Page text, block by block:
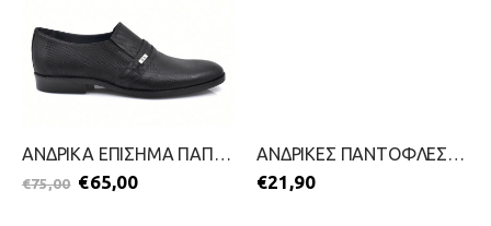
ΑΝΔΡΙΚΑ ΕΠΙΣΗΜΑ ΠΑΠΟΥΤΣΙΑ-STEVE KOMMON-2299-0534-ΜΑΥΡΟ
€75,00 €65,00
ΑΝΔΡΙΚΕΣ ΠΑΝΤΟΦΛΕΣ-PAREX-2111-0378-ΜΠΛΕ
€21,90